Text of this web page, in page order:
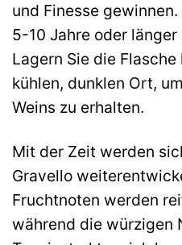
und Finesse
5-10 Jahre oder
Lagern Sie die
kühlen, dunklen Ort,
Weins zu erhalten.
Mit der Zeit werden
Gravello
Fruchtnoten werden
während die würzigen